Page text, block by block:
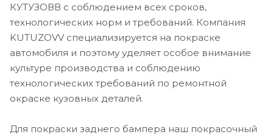
КУТУЗОВВ с соблюдением всех сроков,
технологических норм и требований. Компания
KUTUZOVV специализируется на покраске
автомобиля и поэтому уделяет особое внимание
культуре производства и соблюдению
технологических требований по ремонтной
окраске кузовных деталей.
Для покраски заднего бампера наш покрасочный